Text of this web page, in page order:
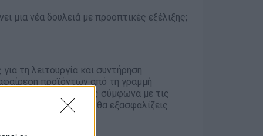
μια νέα δουλειά με προοπτικές εξέλιξης;
τη λειτουργία και συντήρηση
προϊόντων από τη γραμμή
τη συσκευασία τους σύμφωνα με τις
είναι καθαρός και θα εξασφαλίζεις